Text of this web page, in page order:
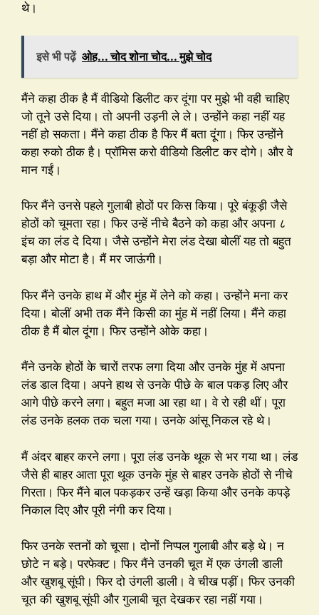
थे।
इसे भी पढ़ें ओह... चोद शोना चोद... मुझे चोद
मैंने कहा ठीक है मैं वीडियो डिलीट कर दूंगा पर मुझे भी वही चाहिए
जो तूने उसे दिया। तो अपनी उड़नी ले ले। उन्होंने कहा नहीं यह
नहीं हो सकता। मैंने कहा ठीक है फिर मैं बता दूंगा। फिर उन्होंने
कहा रुको ठीक है। प्रॉमिस करो वीडियो डिलीट कर दोगे। और वे
मान गईं।
फिर मैंने उनसे पहले गुलाबी होठों पर किस किया। पूरे बंकूड़ी जैसे
होठों को चूमता रहा। फिर उन्हें नीचे बैठने को कहा और अपना ८
इंच का लंड दे दिया। जैसे उन्होंने मेरा लंड देखा बोलीं यह तो बहुत
बड़ा और मोटा है। मैं मर जाऊंगी।
फिर मैंने उनके हाथ में और मुंह में लेने को कहा। उन्होंने मना कर
दिया। बोलीं अभी तक मैंने किसी का मुंह में नहीं लिया। मैंने कहा
ठीक है मैं बोल दूंगा। फिर उन्होंने ओके कहा।
मैंने उनके होठों के चारों तरफ लगा दिया और उनके मुंह में अपना
लंड डाल दिया। अपने हाथ से उनके पीछे के बाल पकड़ लिए और
आगे पीछे करने लगा। बहुत मजा आ रहा था। वे रो रही थीं। पूरा
लंड उनके हलक तक चला गया। उनके आंसू निकल रहे थे।
मैं अंदर बाहर करने लगा। पूरा लंड उनके थूक से भर गया था। लंड
जैसे ही बाहर आता पूरा थूक उनके मुंह से बाहर उनके होठों से नीचे
गिरता। फिर मैंने बाल पकड़कर उन्हें खड़ा किया और उनके कपड़े
निकाल दिए और पूरी नंगी कर दिया।
फिर उनके स्तनों को चूसा। दोनों निप्पल गुलाबी और बड़े थे। न
छोटे न बड़े। परफेक्ट। फिर मैंने उनकी चूत में एक उंगली डाली
और खुशबू सूंघी। फिर दो उंगली डाली। वे चीख पड़ीं। फिर उनकी
चूत की खुशबू सूंघी और गुलाबी चूत देखकर रहा नहीं गया।